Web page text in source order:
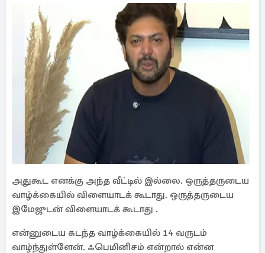
அதுகூட எனக்கு அந்த வீட்டில் இல்லை. ஒருத்தருடைய
வாழ்க்கையில் விளையாடக் கூடாது. ஒருத்தருடைய
இமேஜுடன் விளையாடக் கூடாது .
என்னுடைய கடந்த வாழ்க்கையில் 14 வருடம்
வாழ்ந்துள்ளேன். ஃபெமினிசம் என்றால் என்ன